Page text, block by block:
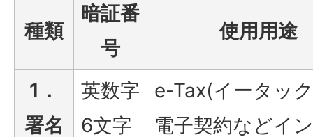
種類
暗証番
号
使用用途
1．
署名
英数字
6文字
e-Tax(イータッ
電子契約などイ